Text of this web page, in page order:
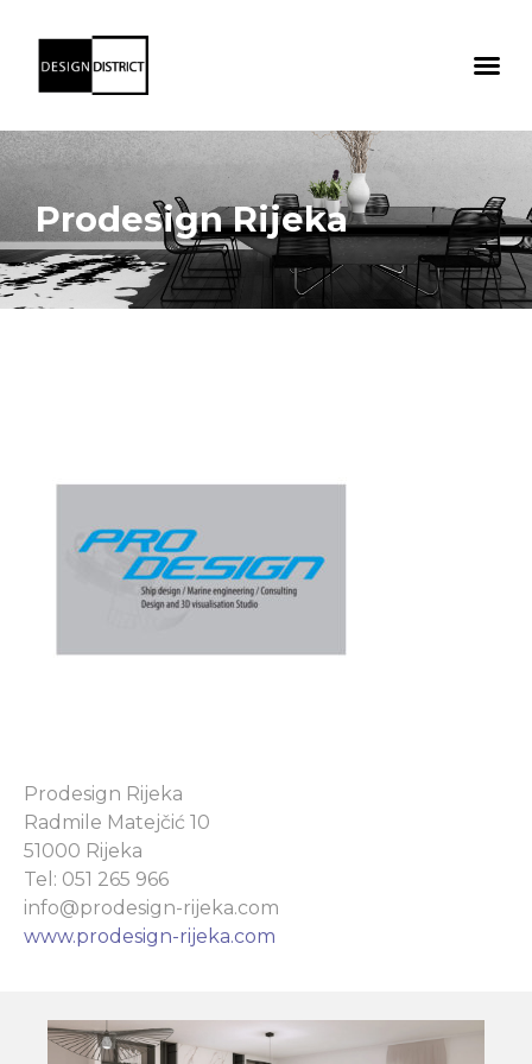
Prodesign Rijeka
Prodesign Rijeka
Radmile Matejčić 10
51000 Rijeka
Tel: 051 265 966
info@prodesign-rijeka.com
www.prodesign-rijeka.com